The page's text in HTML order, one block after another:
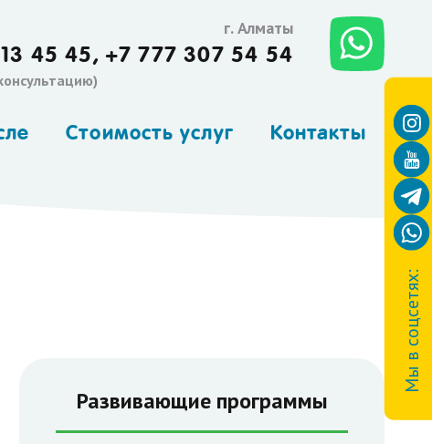
Мы в соцсетях:
г. Алматы
45 45, +7 777 307 54 54
Стоимость услуг Контакты
Развивающие программы